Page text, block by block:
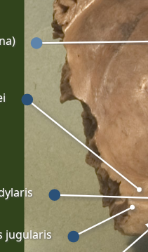
jugularis